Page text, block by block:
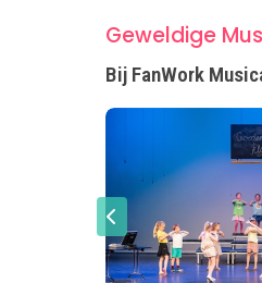
Geweldige
Bij FanWork